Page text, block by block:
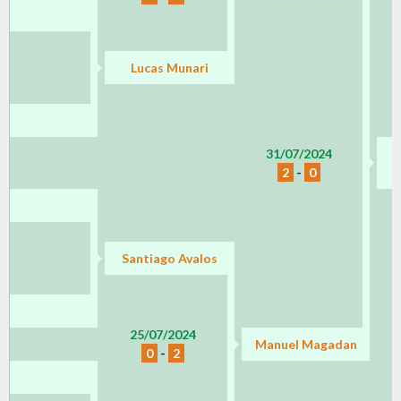
31/07/2024
2 - 0
Lucas Munari
Santiago Avalos
25/07/2024
0 - 2
Manuel Magadan